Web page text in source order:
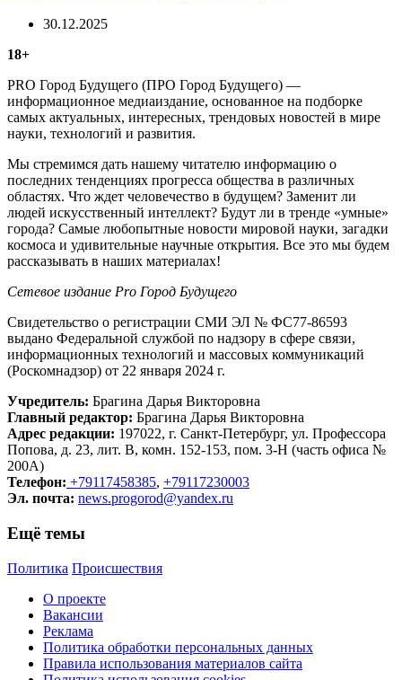
30.12.2025
18+
PRO Город Будущего (ПРО Город Будущего) —
информационное медиаиздание, основанное на подборке
самых актуальных, интересных, трендовых новостей в мире
науки, технологий и развития.
Мы стремимся дать нашему читателю информацию о
последних тенденциях прогресса общества в различных
областях. Что ждет человечество в будущем? Заменит ли
людей искусственный интеллект? Будут ли в тренде «умные»
города? Самые любопытные новости мировой науки, загадки
космоса и удивительные научные открытия. Все это мы будем
рассказывать в наших материалах!
Сетевое издание Рrо Город Будущего
Свидетельство о регистрации СМИ ЭЛ № ФС77-86593
выдано Федеральной службой по надзору в сфере связи,
информационных технологий и массовых коммуникаций
(Роскомнадзор) от 22 января 2024 г.
Учредитель: Брагина Дарья Викторовна
Главный редактор: Брагина Дарья Викторовна
Адрес редакции: 197022, г. Санкт-Петербург, ул. Профессора
Попова, д. 23, лит. В, комн. 152-153, пом. 3-Н (часть офиса №
200А)
Телефон: +79117458385, +79117230003
Эл. почта: news.progorod@yandex.ru
Ещё темы
Политика Происшествия
О проекте
Вакансии
Реклама
Политика обработки персональных данных
Правила использования материалов сайта